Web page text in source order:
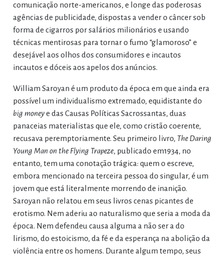
comunicação norte-americanos, e longe das poderosas
agências de publicidade, dispostas a vender o câncer sob
forma de cigarros por salários milionários e usando
técnicas mentirosas para tornar o fumo “glamoroso” e
desejável aos olhos dos consumidores e incautos
incautos e dóceis aos apelos dos anúncios.
William Saroyan é um produto da época em que ainda era
possível um individualismo extremado, equidistante do
big moneye das Causas Políticas Sacrossantas, duas
panaceias materialistas que ele, como cristão coerente,
recusava peremptoriamente. Seu primeiro livro, The Daring
Young Man on the Flying Trapeze, publicado em1934, no
entanto, tem uma conotação trágica: quem o escreve,
embora mencionado na terceira pessoa do singular, é um
jovem que está literalmente morrendo de inanição.
Saroyan não relatou em seus livros cenas picantes de
erotismo. Nem aderiu ao naturalismo que seria a moda da
época. Nem defendeu causa alguma a não ser a do
lirismo, do estoicismo, da fé e da esperança na abolição da
violência entre os homens. Durante algum tempo, seus